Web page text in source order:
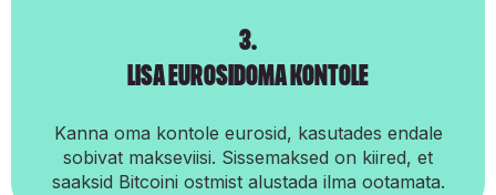
3.
‍lisa eurosidoma kontole
Kanna oma kontole eurosid, kasutades endale
sobivat makseviisi. Sissemaksed on kiired, et
saaksid Bitcoini ostmist alustada ilma ootamata.